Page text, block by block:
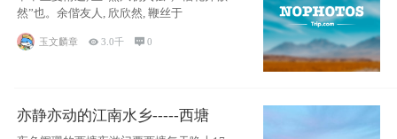
然”也。余偕友人, 欣欣然, 鞭丝于
玉文麟章  3.0千 0
亦静亦动的江南水乡-----西塘